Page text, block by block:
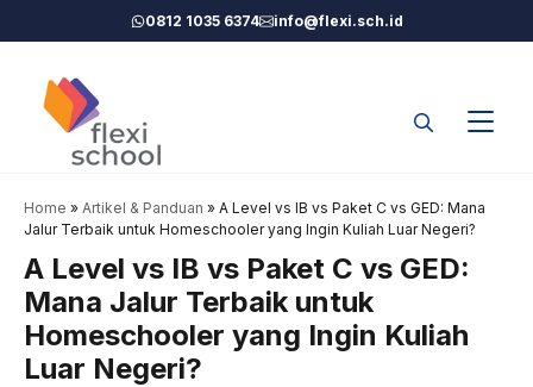
ke
0812 1035 6374 info@flexi.sch.id
Home » Artikel & Panduan » A Level vs IB vs Paket C vs GED: Mana
Jalur Terbaik untuk Homeschooler yang Ingin Kuliah Luar Negeri?
A Level vs IB vs Paket C vs GED:
Mana Jalur Terbaik untuk
Homeschooler yang Ingin Kuliah
Luar Negeri?